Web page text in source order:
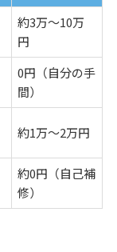
約3万～10万
円
0円（自分の手
間）
約1万～2万円
約0円（自己補
修）